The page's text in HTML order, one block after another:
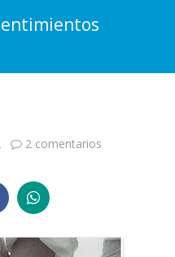
2 comentarios